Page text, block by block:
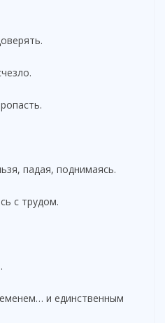
падая, поднимаясь.
с трудом.
и единственным